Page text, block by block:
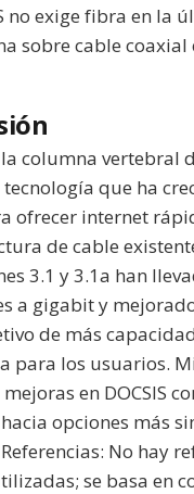
no exige fibra en la
sobre cable coaxial
la columna vertebral
que ha
ofrecer internet
de cable
3.1 y 3.1a han
a gigabit y
de más
para los usuarios.
en DOCSIS
opciones más
No hay
se basa en